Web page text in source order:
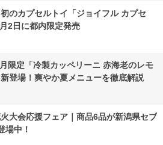
のカプセルトイ「ジョイフル カプセ
2日に都内限定発売
限定「冷製カッペリーニ 赤海老のレモ
登場！爽やか夏メニューを徹底解説
大会応援フェア｜商品6品が新潟県セブ
場中！